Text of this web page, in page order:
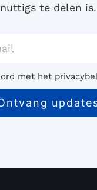
nuttigs te delen is.
met het